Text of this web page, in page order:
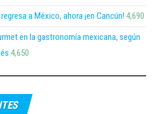
a México, ahora ¡en Cancún! 4,690
en la gastronomía mexicana, según
4,650